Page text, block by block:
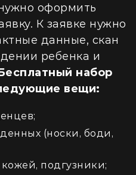
оформить
К заявке нужно
данные, скан
ребенка и
набор
вещи:
(носки, боди,
подгузники;